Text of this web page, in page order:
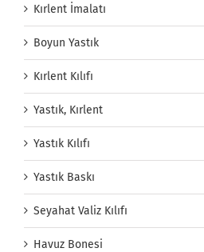
Kırlent İmalatı
Boyun Yastık
Kırlent Kılıfı
Yastık, Kırlent
Yastık Kılıfı
Yastık Baskı
Seyahat Valiz Kılıfı
Havuz Bonesi